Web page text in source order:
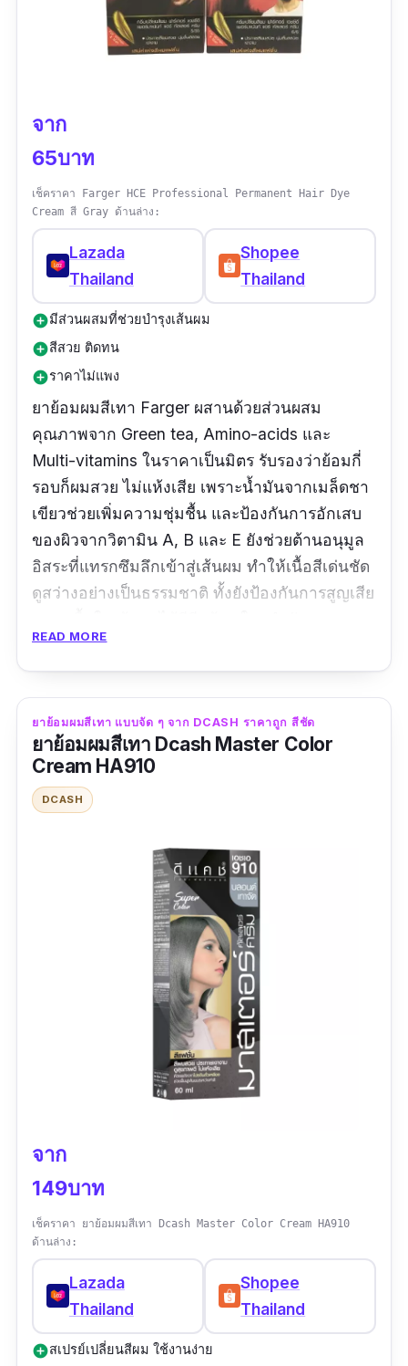
จาก
65บาท
เช็คราคา Farger HCE Professional Permanent Hair Dye
Cream สี Gray ด้านล่าง:
Lazada
Thailand
Shopee
Thailand
add_circleมีส่วนผสมที่ช่วยบำรุงเส้นผม
add_circleสีสวย ติดทน
add_circleราคาไม่แพง
ยาย้อมผมสีเทา Farger ผสานด้วยส่วนผสม
คุณภาพจาก Green tea, Amino-acids และ
Multi-vitamins ในราคาเป็นมิตร รับรองว่าย้อมกี่
รอบก็ผมสวย ไม่แห้งเสีย เพราะน้ำมันจากเมล็ดชา
เขียวช่วยเพิ่มความชุ่มชื้น และป้องกันการอักเสบ
ของผิวจากวิตามิน A, B และ E ยังช่วยต้านอนุมูล
อิสระที่แทรกซึมลึกเข้าสู่เส้นผม ทำให้เนื้อสีเด่นชัด
ดูสว่างอย่างเป็นธรรมชาติ ทั้งยังป้องกันการสูญเสีย
น้ำยาย้อมผมสีเทาอยู่ แบรนด์นี้ก็ถือว่าน่าลอง
รีวิว :ราคาไม่แพงเลยค่าาา แม่ชอบซื้อมาย้อมปิด
ผมขาว เราเลยลองซื้อมาย้อมเล่นดูบ้าง สีติดดี
ระดับนึงเลยค่ะ
READ MORE
ยาย้อมผมสีเทา แบบจัด ๆ จาก DCASH ราคาถูก สีชัด
ยาย้อมผมสีเทา Dcash Master Color
Cream HA910
DCASH
จาก
149บาท
เช็คราคา ยาย้อมผมสีเทา Dcash Master Color Cream HA910
ด้านล่าง:
Lazada
Thailand
Shopee
Thailand
add_circleสเปรย์เปลี่ยนสีผม ใช้งานง่าย